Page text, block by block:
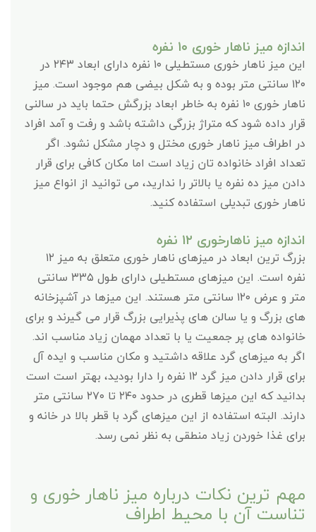
اندازه میز ناهار خوری ۱۰ نفره
این میز ناهار خوری مستطیلی ۱۰ نفره دارای ابعاد ۲۴۳ در
۱۲۰ سانتی متر بوده و به شکل بیضی هم موجود است. میز
ناهار خوری ۱۰ نفره به خاطر ابعاد بزرگش حتما باید در سالنی
قرار داده شود که متراژ بزرگی داشته باشد و رفت و آمد افراد
در اطراف میز ناهار خوری مختل و دچار مشکل نشود. اگر
تعداد افراد خانواده تان زیاد است اما مکان کافی برای قرار
دادن میز ده نفره یا بالاتر را ندارید، می توانید از انواع میز
ناهار خوری تبدیلی استفاده کنید.
اندازه میز ناهارخوری ۱۲ نفره
بزرگ ترین ابعاد در میزهای ناهار خوری متعلق به میز ۱۲
نفره است. این میزهای مستطیلی دارای طول ۳۳۵ سانتی
متر و عرض ۱۲۰ سانتی متر هستند. این میزها در آشپزخانه
های بزرگ و یا سالن های پذیرایی بزرگ قرار می گیرند و برای
خانواده های پر جمعیت یا با تعداد مهمان زیاد مناسب اند.
اگر به میزهای گرد علاقه داشتید و مکان مناسب و ایده آل
برای قرار دادن میز گرد ۱۲ نفره را دارا بودید، بهتر است است
بدانید که این میزها قطری در حدود ۲۴۰ تا ۲۷۰ سانتی متر
دارند. البته استفاده از این میزهای گرد با قطر بالا در خانه و
برای غذا خوردن زیاد منطقی به نظر نمی رسد.
مهم ترین نکات درباره میز ناهار خوری و
تناست آن با محیط اطراف